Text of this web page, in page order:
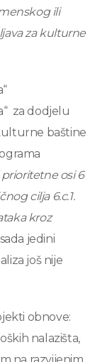
ili
za kulturne
za dodjelu
baštine
prioritetne osi 6
cilja 6.c.1.
kroz
jedini
još nije
obnove:
nalazišta,